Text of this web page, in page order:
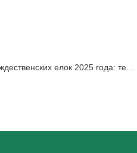
Рынок рождественских елок 2025 года: тенденции, технологии и руководство по закупкам для B2B-покупателей